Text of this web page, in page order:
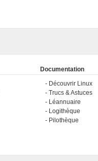
Documentation
Découvrir Linux
Trucs & Astuces
Léannuaire
Logithèque
Pilothèque